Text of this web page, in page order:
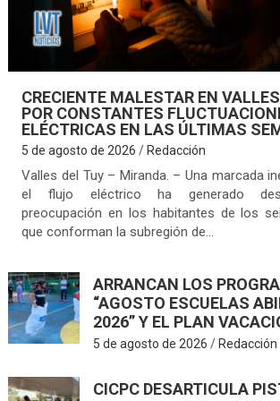
CRECIENTE MALESTAR EN
POR CONSTANTES
ELÉCTRICAS EN LAS ÚLTIMAS
5 de agosto de 2026 Redacción
Valles del Tuy – Miranda. – Una marcada
el flujo eléctrico ha generado
preocupación en los habitantes de los
que conforman la subregión de…
ARRANCAN LOS
“AGOSTO ESCUELAS
2026” Y EL PLAN
5 de agosto de 2026 Redacción
CICPC DESARTICULA